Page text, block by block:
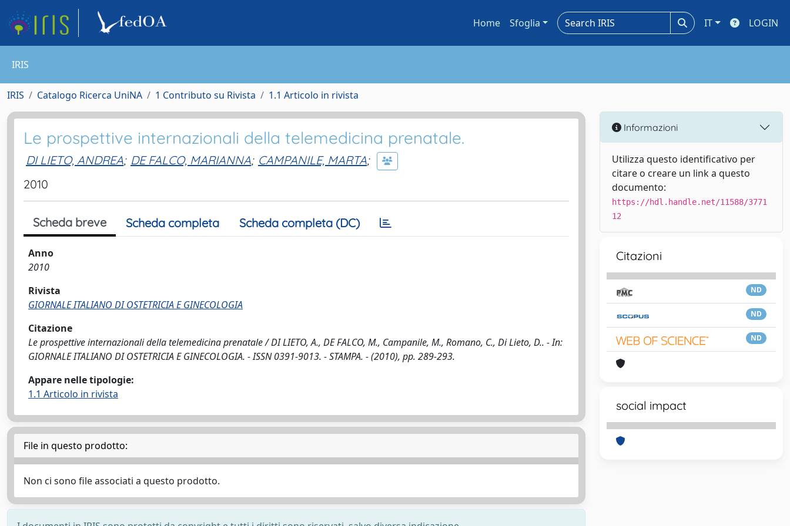
Home Sfoglia IT LOGIN
IRIS
IRIS Catalogo Ricerca UniNA 1 Contributo su Rivista 1.1 Articolo in rivista
Le prospettive internazionali della telemedicina prenatale.
DI LIETO, ANDREA; DE FALCO, MARIANNA; CAMPANILE, MARTA;
2010
Scheda breve Scheda completa Scheda completa (DC)
Anno
2010
Rivista
GIORNALE ITALIANO DI OSTETRICIA E GINECOLOGIA
Citazione
Le prospettive internazionali della telemedicina prenatale / DI LIETO, A., DE FALCO, M., Campanile, M., Romano, C., Di Lieto, D.. - In:
GIORNALE ITALIANO DI OSTETRICIA E GINECOLOGIA. - ISSN 0391-9013. - STAMPA. - (2010), pp. 289-293.
Appare nelle tipologie:
1.1 Articolo in rivista
File in questo prodotto:
Non ci sono file associati a questo prodotto.
Informazioni
Utilizza questo identificativo per
citare o creare un link a questo
documento:
https://hdl.handle.net/11588/3771
12
Citazioni
ND
ND
ND
social impact